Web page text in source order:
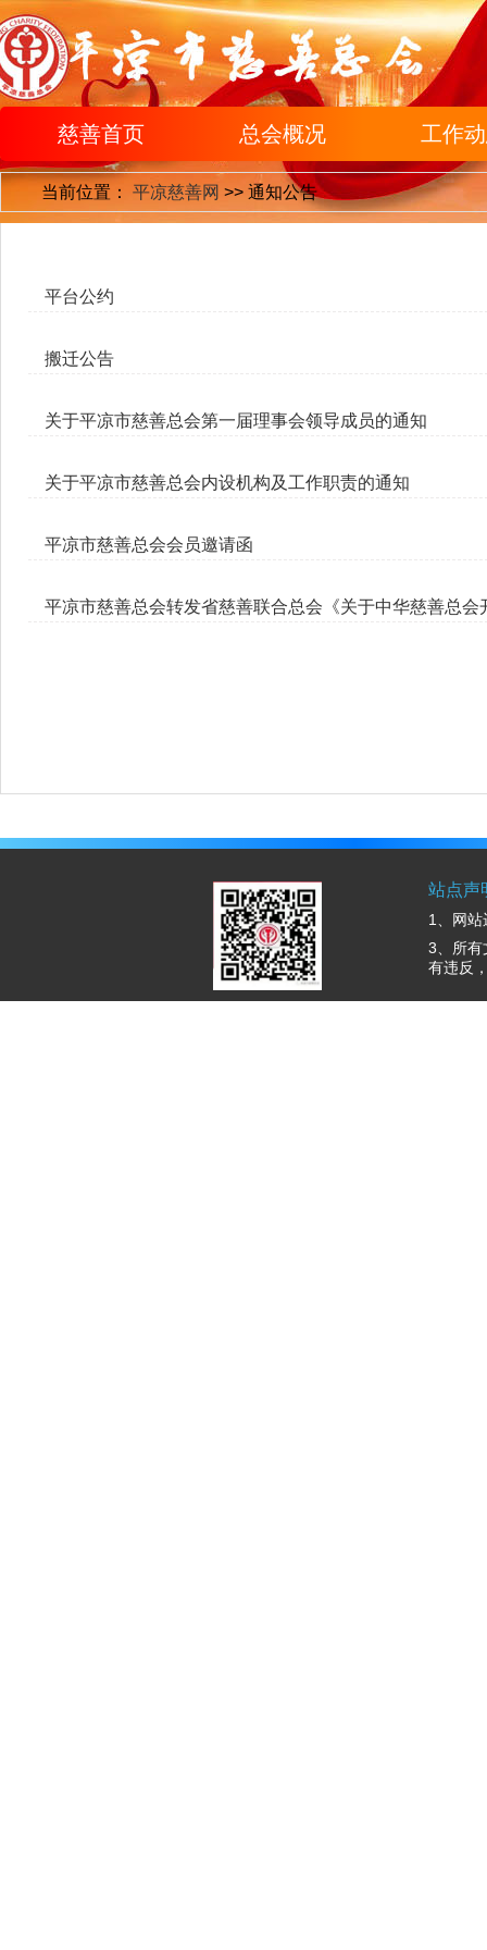
慈善首页 总会概况 工作
当前位置： 平凉慈善网 >> 通知公告
平台公约
搬迁公告
关于平凉市慈善总会第一届理事会领导成员的通知
关于平凉市慈善总会内设机构及工作职责的通知
平凉市慈善总会会员邀请函
平凉市慈善总会转发省慈善联合总会《关于中华慈善总
站点声
1、网
3、所有
有违反